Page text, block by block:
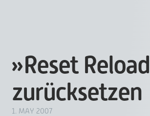
»Reset
zurücksetzen
1. MAY 2007